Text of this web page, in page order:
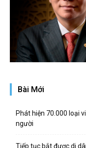
Bài Mới
Phát hiện 70.000 loại
người
Tiếp tục bắt được di